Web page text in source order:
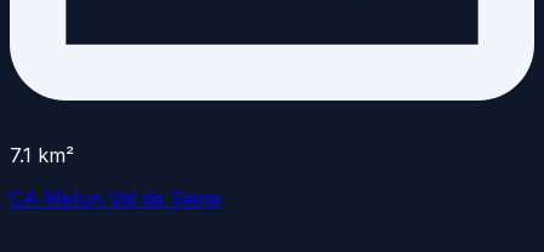
7.1 km²
CA Melun Val de Seine